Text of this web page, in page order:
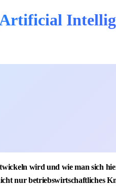
wird und wie man sich
nur betriebswirtschaftliches